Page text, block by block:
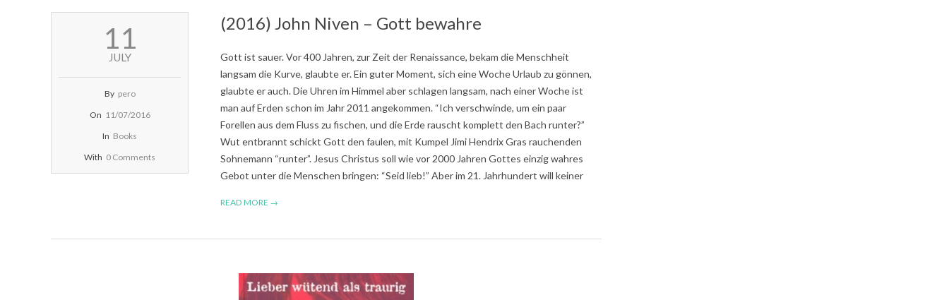
11
JULY
By pero
On 11/07/2016
In Books
With 0 Comments
(2016) John Niven – Gott bewahre
Gott ist sauer. Vor 400 Jahren, zur Zeit der Renaissance, bekam die Menschheit
langsam die Kurve, glaubte er. Ein guter Moment, sich eine Woche Urlaub zu gönnen,
glaubte er auch. Die Uhren im Himmel aber schlagen langsam, nach einer Woche ist
man auf Erden schon im Jahr 2011 angekommen. “Ich verschwinde, um ein paar
Forellen aus dem Fluss zu fischen, und die Erde rauscht komplett den Bach runter?”
Wut entbrannt schickt Gott den faulen, mit Kumpel Jimi Hendrix Gras rauchenden
Sohnemann “runter”. Jesus Christus soll wie vor 2000 Jahren Gottes einzig wahres
Gebot unter die Menschen bringen: “Seid lieb!” Aber im 21. Jahrhundert will keiner
READ MORE →